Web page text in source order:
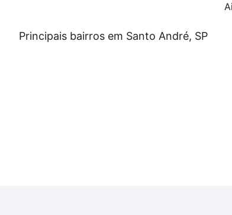
Principais bairros em Santo André, SP